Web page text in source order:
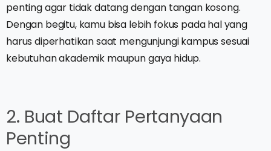
penting agar tidak datang dengan tangan kosong.
Dengan begitu, kamu bisa lebih fokus pada hal yang
harus diperhatikan saat mengunjungi kampus sesuai
kebutuhan akademik maupun gaya hidup.
2. Buat Daftar Pertanyaan
Penting